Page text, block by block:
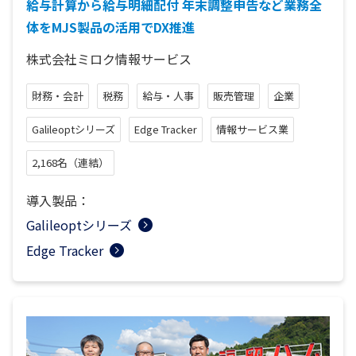
給与計算から給与明細配付 年末調整申告など業務全
体をMJS製品の活用でDX推進
株式会社ミロク情報サービス
財務・会計 税務 給与・人事 販売管理 企業
Galileoptシリーズ Edge Tracker 情報サービス業
2,168名（連結）
導入製品：
Galileoptシリーズ
Edge Tracker